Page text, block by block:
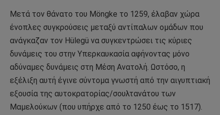
Μετά τον θάνατο του Möngke το 1259, έλαβαν χώρα
ένοπλες συγκρούσεις μεταξύ αντίπαλων ομάδων που
ανάγκαζαν τον Hülegü να συγκεντρώσει τις κύριες
δυνάμεις του στην Υπερκαυκασία αφήνοντας μόνο
αδύναμες δυνάμεις στη Μέση Ανατολή. Ωστόσο, η
εξέλιξη αυτή έγινε σύντομα γνωστή από την αιγυπτιακή
εξουσία της αυτοκρατορίας/σουλτανάτου των
Μαμελούκων (που υπήρχε από το 1250 έως το 1517).